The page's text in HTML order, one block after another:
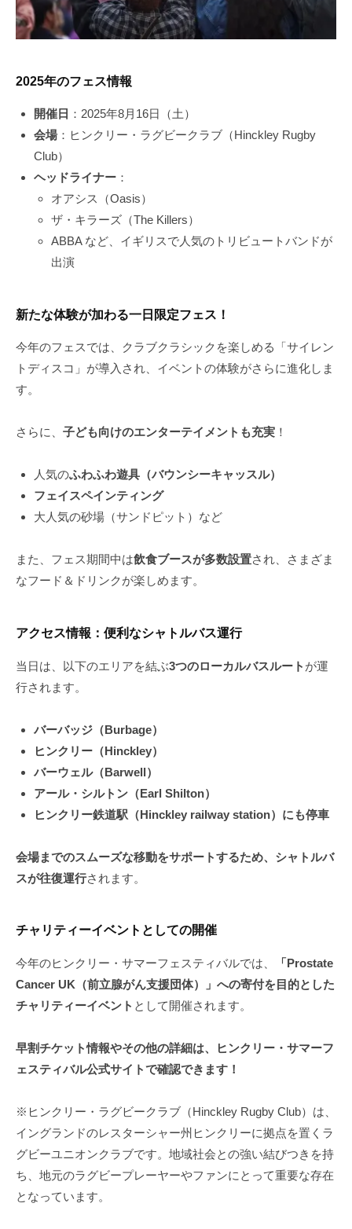
2025年のフェス情報
開催日 ：2025年8月16日（土）
会場：ヒンクリー・ラグビークラブ（Hinckley Rugby
Club）
ヘッドライナー：
オアシス（Oasis）
ザ・キラーズ（The Killers）
ABBA など、イギリスで人気のトリビュートバンドが
出演
新たな体験が加わる一日限定フェス！
今年のフェスでは、クラブクラシックを楽しめる「サイレン
トディスコ」が導入され、イベントの体験がさらに進化しま
す。
さらに、 子ども向けのエンターテイメントも充実 ！
人気のふわふわ遊具（バウンシーキャッスル）
フェイスペインティング
大人気の砂場（サンドピット）など
また、フェス期間中は飲食ブースが多数設置され、さまざま
なフード＆ドリンクが楽しめます。
アクセス情報：便利なシャトルバス運行
当日は、以下のエリアを結ぶ3つのローカルバスルート が運
行されます。
バーバッジ（Burbage）
ヒンクリー（Hinckley）
バーウェル（Barwell）
アール・シルトン（Earl Shilton）
ヒンクリー鉄道駅（Hinckley railway station）にも停車
会場までのスムーズな移動をサポートするため、シャトルバ
スが往復運行されます。
チャリティーイベントとしての開催
今年のヒンクリー・サマーフェスティバルでは、
「Prostate
Cancer UK（前立腺がん支援団体）」への寄付を目的とした
チャリティーイベント として開催されます。
早割チケット情報やその他の詳細は、ヒンクリー・サマーフ
ェスティバル公式サイトで確認できます！
※ヒンクリー・ラグビークラブ（Hinckley Rugby Club）は、​
イングランドのレスターシャー州ヒンクリーに拠点を置くラ
グビーユニオンクラブです。​地域社会との強い結びつきを持
ち、地元のラグビープレーヤーやファンにとって重要な存在
となっています。​